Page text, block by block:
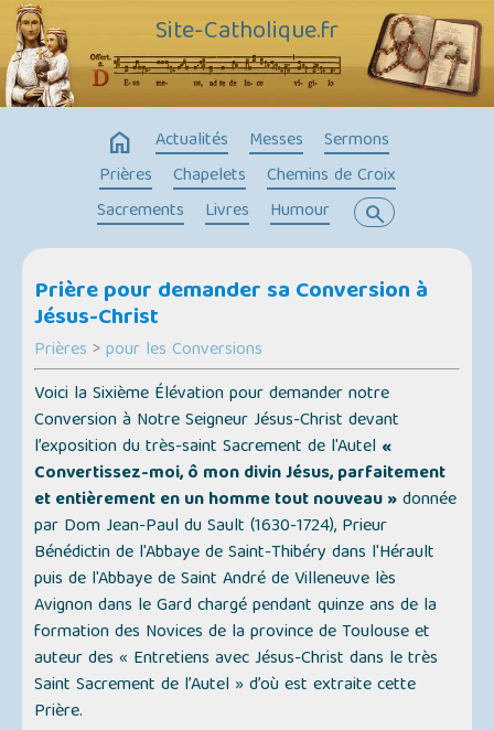
Site-Catholique.fr
home Actualités Messes
Sermons
Prières
Chapelets
Chemins de Croix
Sacrements
Livres Humour search
Prière pour demander sa Conversion à
Jésus-Christ
Prières >pour les Conversions
Voici la Sixième Élévation pour demander notre
Conversion à Notre Seigneur Jésus-Christ devant
l’exposition du très-saint Sacrement de l'Autel «
Convertissez-moi, ô mon divin Jésus, parfaitement
et entièrement en un homme tout nouveau »donnée
par Dom Jean-Paul du Sault (1630-1724), Prieur
Bénédictin de l'Abbaye de Saint-Thibéry dans l'Hérault
puis de l'Abbaye de Saint André de Villeneuve lès
Avignon dans le Gard chargé pendant quinze ans de la
formation des Novices de la province de Toulouse et
auteur des« Entretiens avec Jésus-Christ dans le très
Saint Sacrement de l’Autel »d’où est extraite cette
Prière.